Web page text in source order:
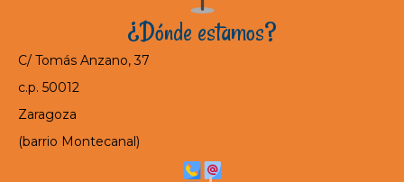
¿Dónde estamos?
C/ Tomás Anzano, 37
c.p. 50012
Zaragoza
(barrio Montecanal)